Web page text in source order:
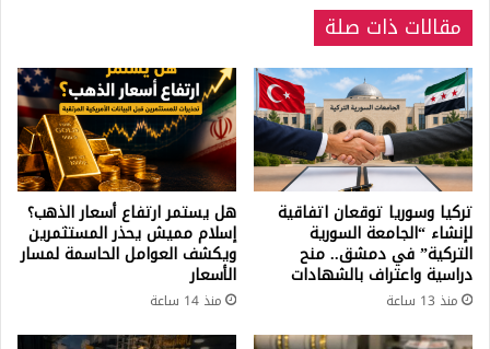
مقالات ذات صلة
تركيا وسوريا توقعان اتفاقية
لإنشاء “الجامعة السورية
التركية” في دمشق.. منح
دراسية واعتراف بالشهادات
منذ 13 ساعة
هل يستمر ارتفاع أسعار الذهب؟
إسلام مميش يحذر المستثمرين
ويكشف العوامل الحاسمة لمسار
الأسعار
منذ 14 ساعة